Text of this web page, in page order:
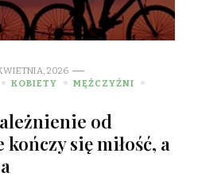
2026
KOBIETY
MĘŻCZYŹNI
od
się miłość, a